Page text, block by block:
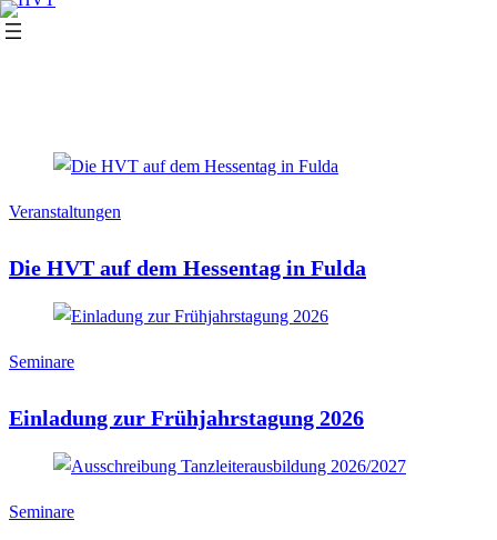
Veranstaltungen
Die HVT auf dem Hessentag in Fulda
Seminare
Einladung zur Frühjahrstagung 2026
Seminare